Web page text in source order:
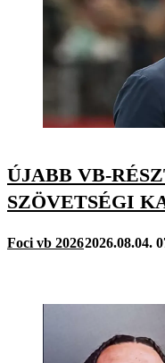
ÚJABB VB-
SZÖVETSÉGI
Foci vb 20262026.08.04.